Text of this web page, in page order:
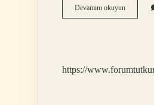
Devamını okuyunEtki
Fiil
https://